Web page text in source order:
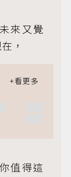
來又覺
，
值得這